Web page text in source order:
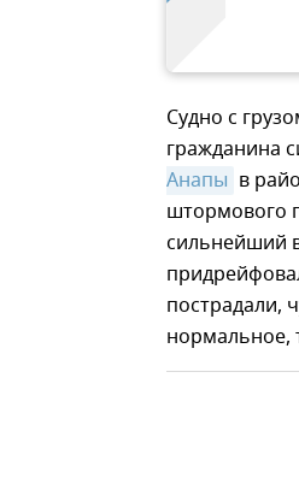
Судно с
гражданина
Анапы в
штормового
сильнейший
пострадали,
нормальное,